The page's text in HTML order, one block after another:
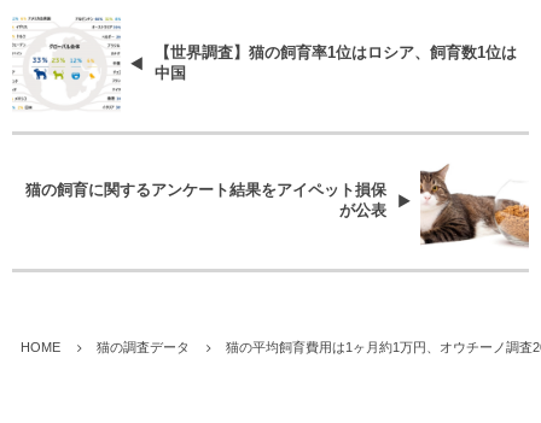
【世界調査】猫の飼育率1位はロシア、飼育数1位は
中国
猫の飼育に関するアンケート結果をアイペット損保
が公表
HOME 猫の調査データ 猫の平均飼育費用は1ヶ月約1万円、オウチーノ調査